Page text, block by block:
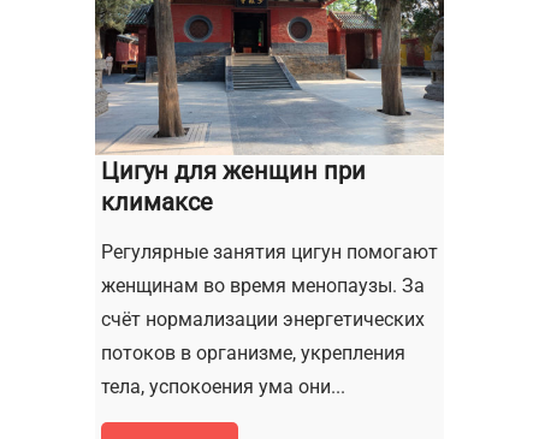
Цигун для женщин при
климаксе
Регулярные занятия цигун помогают
женщинам во время менопаузы. За
счёт нормализации энергетических
потоков в организме, укрепления
тела, успокоения ума они...